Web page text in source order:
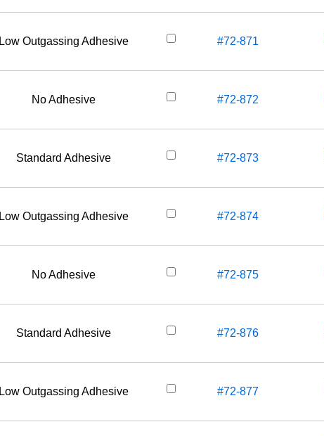
Low Outgassing Adhesive #72-871
No Adhesive #72-872
Standard Adhesive #72-873
Low Outgassing Adhesive #72-874
No Adhesive #72-875
Standard Adhesive #72-876
Low Outgassing Adhesive #72-877